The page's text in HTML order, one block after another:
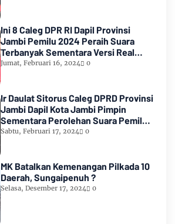
Ini 8 Caleg DPR RI Dapil Provinsi
Jambi Pemilu 2024 Peraih Suara
Terbanyak Sementara Versi Real
Count KPU RI
Jumat, Februari 16, 2024 0
Ir Daulat Sitorus Caleg DPRD Provinsi
Jambi Dapil Kota Jambi Pimpin
Sementara Perolehan Suara Pemilu
2024
Sabtu, Februari 17, 2024 0
MK Batalkan Kemenangan Pilkada 10
Daerah, Sungaipenuh ?
Selasa, Desember 17, 2024 0